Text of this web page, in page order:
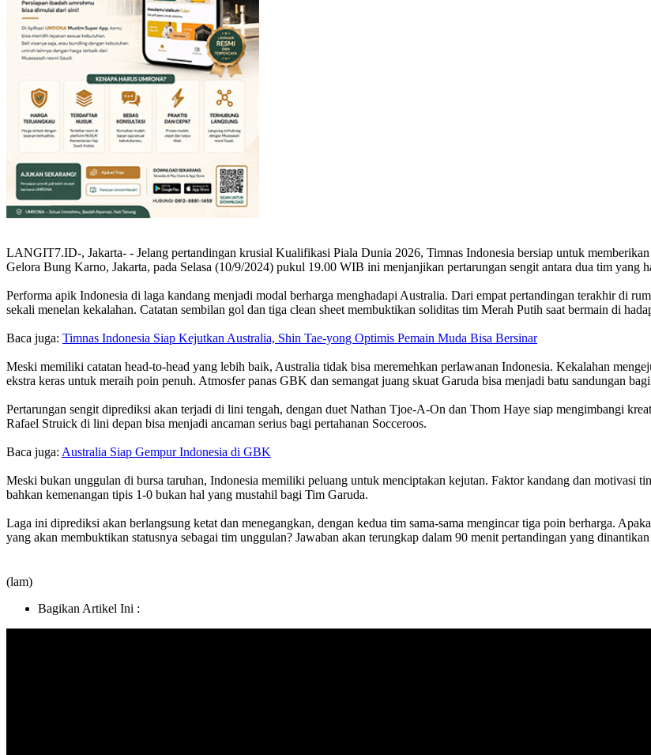
LANGIT7.ID-, Jakarta- - Jelang pertandingan krusial Kualifikasi Piala Dunia 2026, Timnas Indonesia bersiap untuk
Gelora Bung Karno, Jakarta, pada Selasa (10/9/2024) pukul 19.00 WIB ini menjanjikan pertarungan sengit antara dua tim yang
Performa apik Indonesia di laga kandang menjadi modal berharga menghadapi Australia. Dari empat pertandingan terakhir di
sekali menelan kekalahan. Catatan sembilan gol dan tiga clean sheet membuktikan soliditas tim Merah Putih saat bermain di
Baca juga: Timnas Indonesia Siap Kejutkan Australia, Shin Tae-yong Optimis Pemain Muda Bisa Bersinar
Meski memiliki catatan head-to-head yang lebih baik, Australia tidak bisa meremehkan perlawanan Indonesia. Kekalahan
ekstra keras untuk meraih poin penuh. Atmosfer panas GBK dan semangat juang skuat Garuda bisa menjadi batu sandungan
Pertarungan sengit diprediksi akan terjadi di lini tengah, dengan duet Nathan Tjoe-A-On dan Thom Haye siap mengimbangi
Rafael Struick di lini depan bisa menjadi ancaman serius bagi pertahanan Socceroos.
Baca juga: Australia Siap Gempur Indonesia di GBK
Meski bukan unggulan di bursa taruhan, Indonesia memiliki peluang untuk menciptakan kejutan. Faktor kandang dan motivasi
bahkan kemenangan tipis 1-0 bukan hal yang mustahil bagi Tim Garuda.
Laga ini diprediksi akan berlangsung ketat dan menegangkan, dengan kedua tim sama-sama mengincar tiga poin berharga.
yang akan membuktikan statusnya sebagai tim unggulan? Jawaban akan terungkap dalam 90 menit pertandingan yang
(lam)
Bagikan Artikel Ini :